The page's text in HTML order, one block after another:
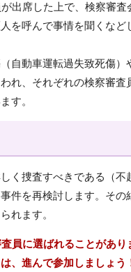
出席した上で、検察審
を呼んで事情を聞くな
自動車運転過失致死傷）
れ、それぞれの検察審
す。
く捜査すべきである（
件を再検討します。そ
れます。
員に選ばれることがあり
、進んで参加しましょう